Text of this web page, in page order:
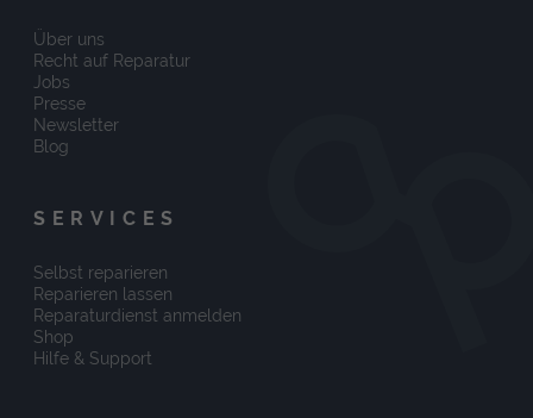
Über uns
Recht auf Reparatur
Jobs
Presse
Newsletter
Blog
SERVICES
Selbst reparieren
Reparieren lassen
Reparaturdienst anmelden
Shop
Hilfe & Support